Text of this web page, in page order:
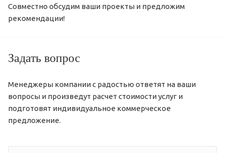
Совместно обсудим ваши проекты и предложим
рекомендации!
Задать вопрос
Менеджеры компании с радостью ответят на ваши
вопросы и произведут расчет стоимости услуг и
подготовят индивидуальное коммерческое
предложение.